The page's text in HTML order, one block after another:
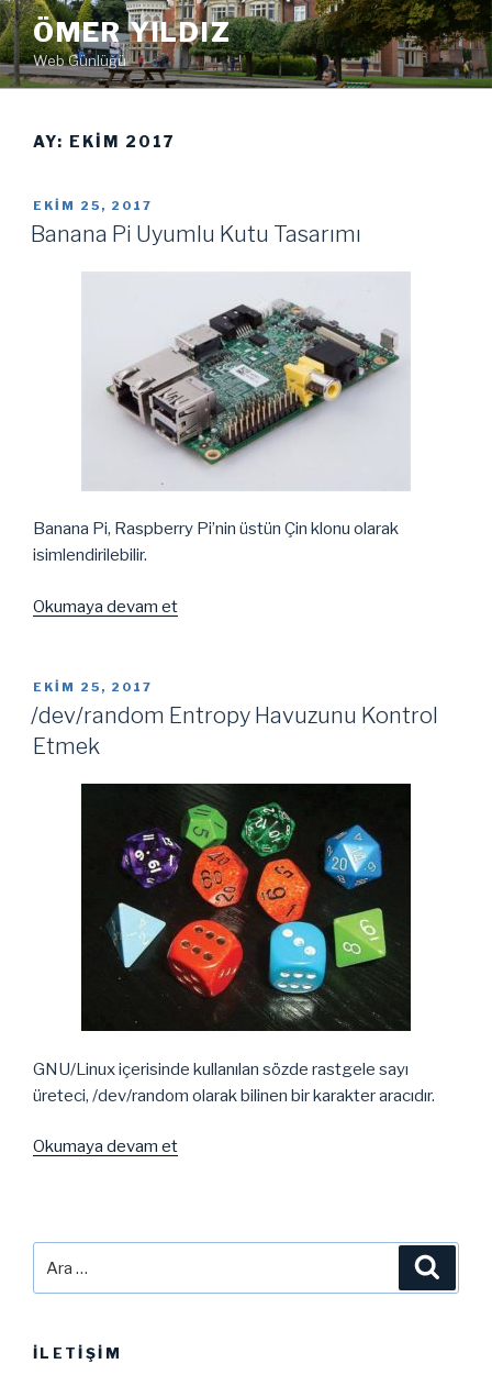
İçeriğe
geç ÖMER YILDIZ
Web Günlüğü
AY: EKIM 2017
YAYIM
TARIHI
EKIM 25, 2017
Banana Pi Uyumlu Kutu Tasarımı
Banana Pi, Raspberry Pi’nin üstün Çin klonu olarak
isimlendirilebilir.
Okumaya devam et“Banana
Tasarımı”
YAYIM
TARIHI
EKIM 25, 2017
/dev/random Entropy Havuzunu Kontrol
Etmek
GNU/Linux içerisinde kullanılan sözde rastgele sayı
üreteci, /dev/random olarak bilinen bir karakter aracıdır.
Okumaya devam et“/dev/random
İLETIŞIM